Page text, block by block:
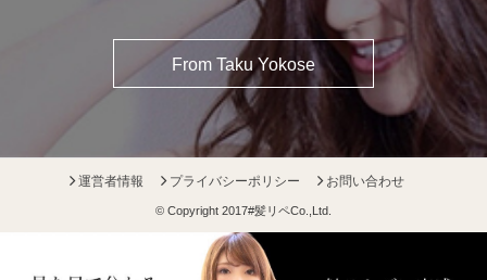
From Taku Yokose
運営者情報 プライバシーポリシー お問い合わせ
© Copyright 2017#髪リペCo.,Ltd.